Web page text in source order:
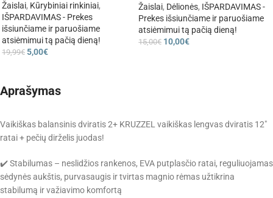
Žaislai, Kūrybiniai rinkiniai,
IŠPARDAVIMAS - Prekes
išsiunčiame ir paruošiame
atsiėmimui tą pačią dieną!
19,99€ 5,00€
Žaislai, Dėlionės, IŠPARDAVIMAS -
Prekes išsiunčiame ir paruošiame
atsiėmimui tą pačią dieną!
15,00€ 10,00€
Aprašymas
Vaikiškas balansinis dviratis 2+ KRUZZEL vaikiškas lengvas dviratis 12″
ratai + pečių dirželis juodas!
✔️ Stabilumas – neslidžios rankenos, EVA putplasčio ratai, reguliuojamas
sėdynės aukštis, purvasaugis ir tvirtas magnio rėmas užtikrina
stabilumą ir važiavimo komfortą